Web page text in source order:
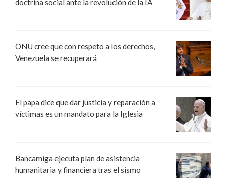
doctrina social ante la revolución de la IA
ONU cree que con respeto a los derechos,
Venezuela se recuperará
El papa dice que dar justicia y reparación a
víctimas es un mandato para la Iglesia
Bancamiga ejecuta plan de asistencia
humanitaria y financiera tras el sismo